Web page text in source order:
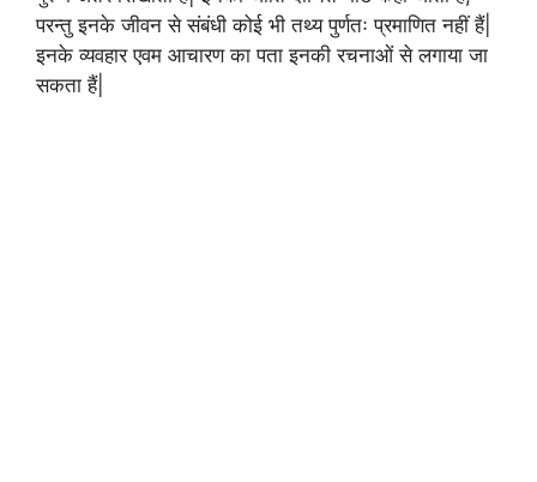
परन्तु इनके जीवन से संबंधी कोई भी तथ्य पुर्णतः प्रमाणित नहीं हैं|
इनके व्यवहार एवम आचारण का पता इनकी रचनाओं से लगाया जा
सकता हैं|